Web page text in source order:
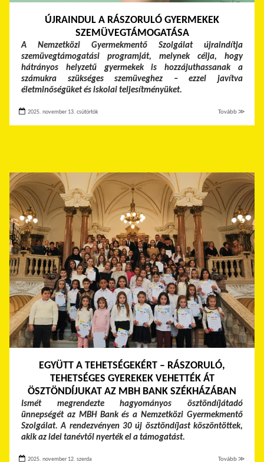
ÚJRAINDUL A RÁSZORULÓ GYERMEKEK
SZEMÜVEGTÁMOGATÁSA
A Nemzetközi Gyermekmentő Szolgálat újraindítja
szemüvegtámogatási programját, melynek célja, hogy
hátrányos helyzetű gyermekek is hozzájuthassanak a
számukra szükséges szemüveghez – ezzel javítva
életminőségüket és iskolai teljesítményüket.
2025. november 13. csütörtök Tovább ≫
EGYÜTT A TEHETSÉGEKÉRT – RÁSZORULÓ,
TEHETSÉGES GYEREKEK VEHETTÉK ÁT
ÖSZTÖNDÍJUKAT AZ MBH BANK SZÉKHÁZÁBAN
Ismét megrendezte hagyományos ösztöndíjátadó
ünnepségét az MBH Bank és a Nemzetközi Gyermekmentő
Szolgálat. A rendezvényen 30 új ösztöndíjast köszöntöttek,
akik az idei tanévtől nyerték el a támogatást.
2025. november 12. szerda Tovább ≫